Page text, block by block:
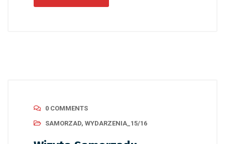
0 COMMENTS
SAMORZAD, WYDARZENIA_15/16